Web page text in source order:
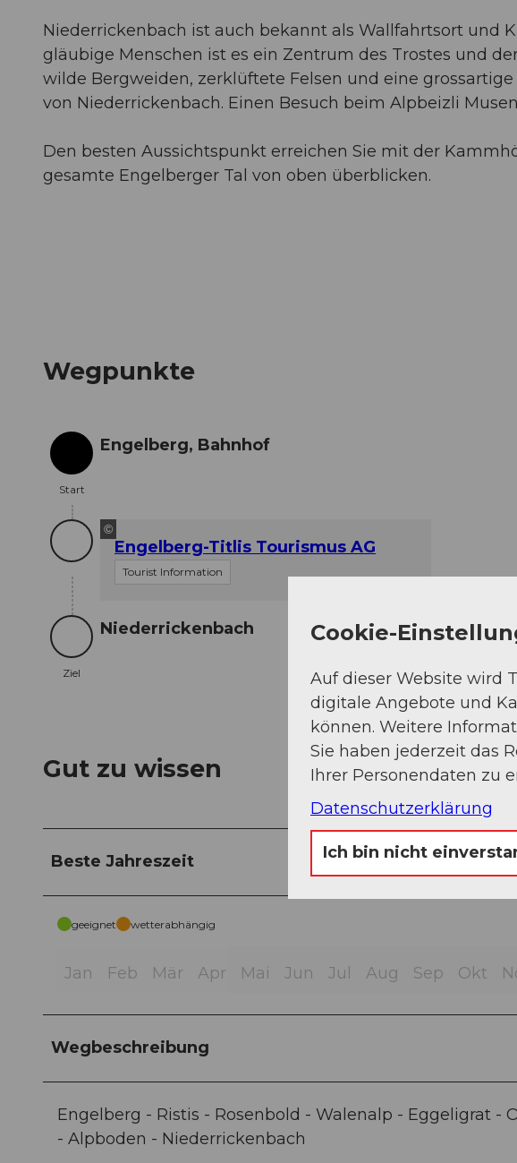
Niederrickenbach ist auch bekannt als Wallfahrtsort und
gläubige Menschen ist es ein Zentrum des Trostes und
wilde Bergweiden, zerklüftete Felsen und eine
von Niederrickenbach. Einen Besuch beim Alpbeizli
Den besten Aussichtspunkt erreichen Sie mit der
gesamte Engelberger Tal von oben überblicken.
Wegpunkte
Start
Start
Engelberg, Bahnhof
©
Engelberg-Titlis Tourismus AG
Tourist Information
Ziel
Ziel
Niederrickenbach
Gut zu wissen
Beste Jahreszeit
geeignet wetterabhängig
Jan Feb Mär Apr Mai Jun Jul Aug Sep Okt
Wegbeschreibung
Engelberg - Ristis - Rosenbold - Walenalp - Eggeligrat
- Alpboden - Niederrickenbach
Cookie-
Auf dieser Website wird
digitale Angebote und
können. Weitere
Sie haben jederzeit das
Ihrer Personendaten zu
Datenschutzerklärung
Ich bin nicht